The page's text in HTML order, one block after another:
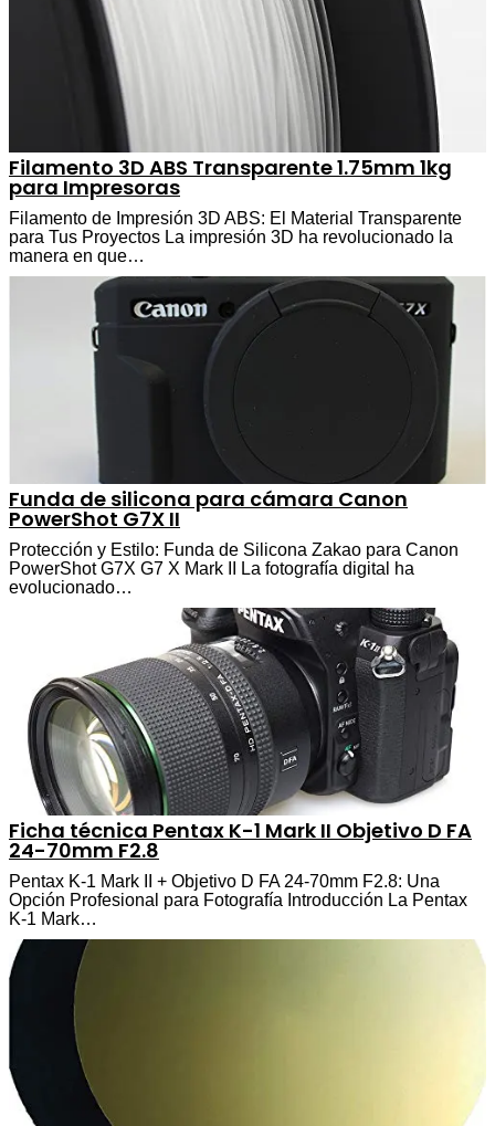
Filamento 3D ABS Transparente 1.75mm 1kg
para Impresoras
Filamento de Impresión 3D ABS: El Material Transparente
para Tus Proyectos La impresión 3D ha revolucionado la
manera en que…
Funda de silicona para cámara Canon
PowerShot G7X II
Protección y Estilo: Funda de Silicona Zakao para Canon
PowerShot G7X G7 X Mark II La fotografía digital ha
evolucionado…
Ficha técnica Pentax K-1 Mark II Objetivo D FA
24-70mm F2.8
Pentax K-1 Mark II + Objetivo D FA 24-70mm F2.8: Una
Opción Profesional para Fotografía Introducción La Pentax
K-1 Mark…